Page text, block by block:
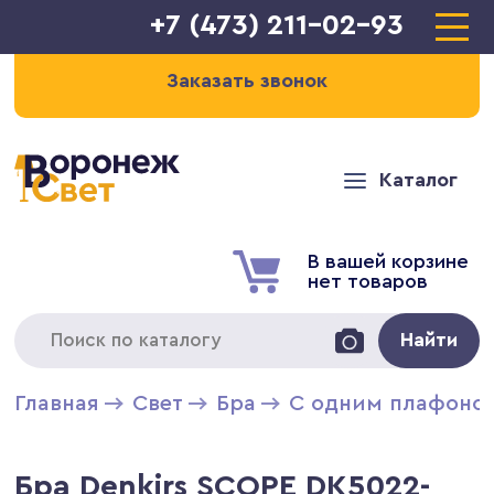
+7 (473) 211-02-93
Заказать звонок
Каталог
В вашей корзине
нет товаров
Найти
Главная Свет Бра С одним
Бра Denkirs SCOPE DK5022-